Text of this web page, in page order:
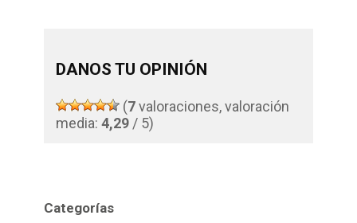
DANOS TU OPINIÓN
(7valoraciones, valoración
media: 4,29 / 5)
Categorías